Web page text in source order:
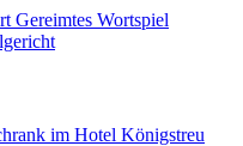
Gereimtes Wortspiel
im Hotel Königstreu